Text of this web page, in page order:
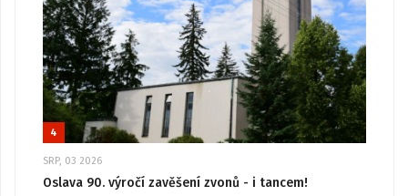
4
SRP, 03 2026
Oslava 90. výročí zavěšení zvonů - i tancem!